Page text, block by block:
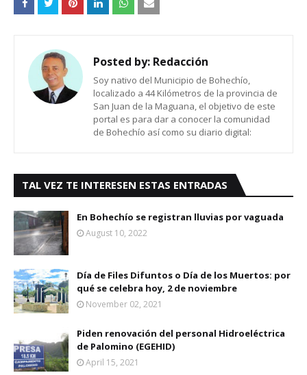
Posted by: Redacción
Soy nativo del Municipio de Bohechío,
localizado a 44 Kilómetros de la provincia de
San Juan de la Maguana, el objetivo de este
portal es para dar a conocer la comunidad
de Bohechío así como su diario digital:
TAL VEZ TE INTERESEN ESTAS ENTRADAS
En Bohechío se registran lluvias por vaguada
August 10, 2022
Día de Files Difuntos o Día de los Muertos: por
qué se celebra hoy, 2 de noviembre
November 02, 2021
Piden renovación del personal Hidroeléctrica
de Palomino (EGEHID)
April 15, 2021